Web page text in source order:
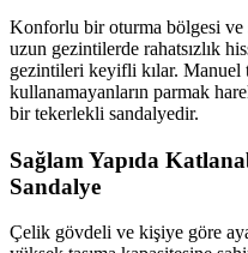
Konforlu bir oturma bölgesi ve
uzun gezintilerde rahatsızlık
gezintileri keyifli kılar. Manuel
kullanamayanların parmak
bir tekerlekli sandalyedir.
Sağlam Yapıda
Sandalye
Çelik gövdeli ve kişiye göre